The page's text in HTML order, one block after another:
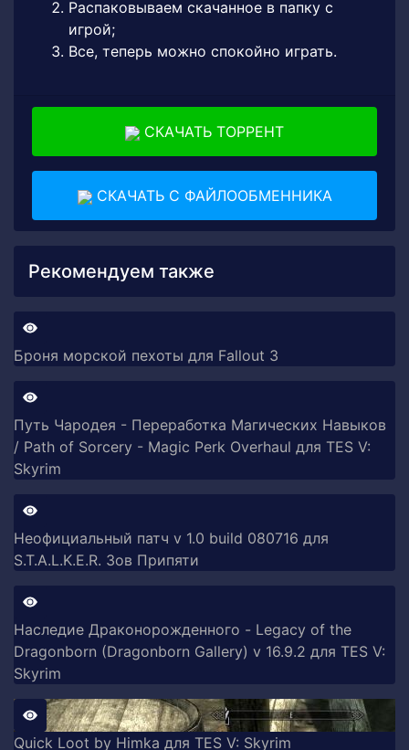
Распаковываем скачанное в папку с
игрой;
Все, теперь можно спокойно играть.
СКАЧАТЬ ТОРРЕНТ
СКАЧАТЬ С ФАЙЛООБМЕННИКА
Рекомендуем также
Броня морской пехоты для Fallout 3
Путь Чародея - Переработка Магических Навыков
/ Path of Sorcery - Magic Perk Overhaul для TES V:
Skyrim
Неофициальный патч v 1.0 build 080716 для
S.T.A.L.K.E.R. Зов Припяти
Наследие Драконорожденного - Legacy of the
Dragonborn (Dragonborn Gallery) v 16.9.2 для TES V:
Skyrim
Quick Loot by Himka для TES V: Skyrim